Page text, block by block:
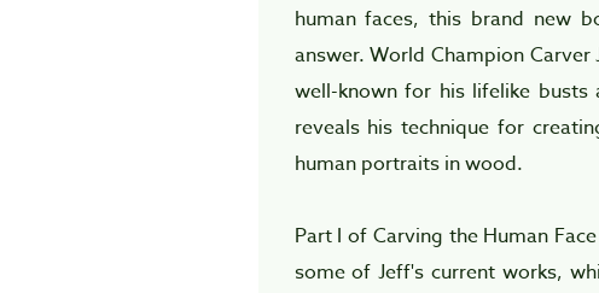
human faces, this brand new
answer. World Champion Carver
well-known for his lifelike busts
reveals his technique for
human portraits in wood.
Part I of Carving the Human
some of Jeff's current works,